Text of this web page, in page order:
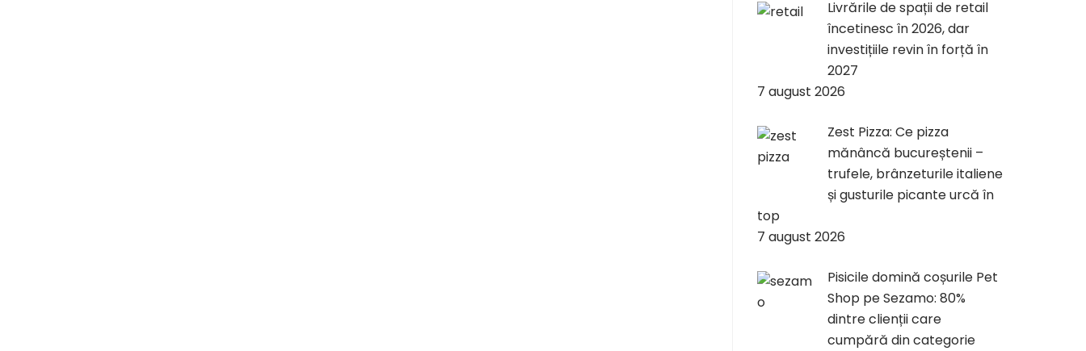
Livrările de spații de retail
încetinesc în 2026, dar
investițiile revin în forță în
2027
7 august 2026
Zest Pizza: Ce pizza
mănâncă bucureștenii –
trufele, brânzeturile italiene
și gusturile picante urcă în
top
7 august 2026
Pisicile domină coșurile Pet
Shop pe Sezamo: 80%
dintre clienții care
cumpără din categorie